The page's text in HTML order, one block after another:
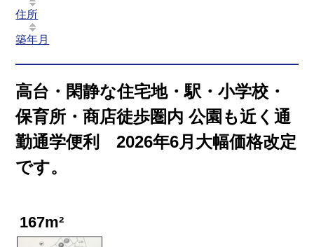
住所
築年月
高台・閑静な住宅地・駅・小学校・
保育所・商店徒歩圏内 公園も近く通
勤通学便利 2026年6月大幅価格改定
です。
167m²